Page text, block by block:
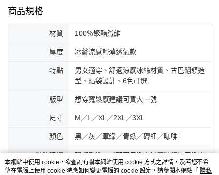
商品規格
材質 100％聚酯纖維
厚度 冰絲涼感輕薄透氣款
特點
男女適穿、舒適涼感冰絲材質、古巴翻領造
型、貼袋設計、6色可選
版型 想穿寬鬆感建議可買大一號
尺寸 M／L／XL／2XL／3XL
顏色 黑／灰／軍綠／青綠／磚紅／咖啡
洗滌建議
建議手洗。（若要用洗衣機清洗請加用洗衣
袋）
本網站中使用 cookie，欲查詢有關本網站使用 cookie 方式之詳情，及若您不希
望在電腦上使用 cookie 時應如何變更電腦的 cookie 設定，請參閱本網站「 隱私